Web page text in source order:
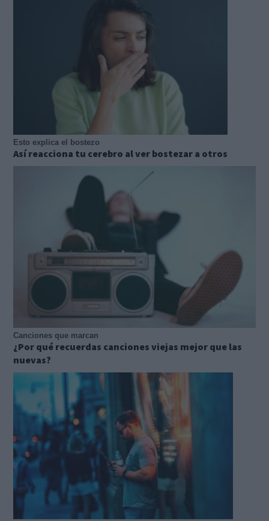
Esto explica el bostezo
Así reacciona tu cerebro al ver bostezar a otros
Canciones que marcan
¿Por qué recuerdas canciones viejas mejor que las
nuevas?